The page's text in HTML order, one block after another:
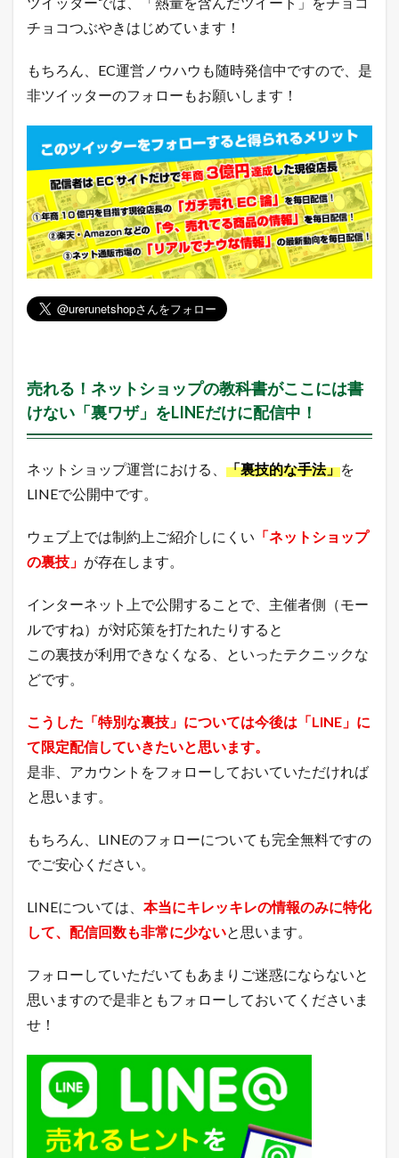
チョコつぶやきはじめています！
もちろん、EC運営ノウハウも随時発信中ですので、是
非ツイッターのフォローもお願いします！
売れる！ネットショップの教科書がここには書
けない「裏ワザ」をLINEだけに配信中！
ネットショップ運営における、 「裏技的な手法」を
LINEで公開中です。
ウェブ上では制約上ご紹介しにくい 「ネットショップ
の裏技」 が存在します。
インターネット上で公開することで、主催者側（モー
ルですね）が対応策を打たれたりすると
この裏技が利用できなくなる、といったテクニックな
どです。
こうした「特別な裏技」については今後は「LINE」に
て限定配信していきたいと思います。
是非、アカウントをフォローしておいていただければ
と思います。
もちろん、LINEのフォローについても完全無料ですの
でご安心ください。
LINEについては、 本当にキレッキレの情報のみに特化
して、配信回数も非常に少ないと思います。
フォローしていただいてもあまりご迷惑にならないと
思いますので是非ともフォローしておいてくださいま
せ！